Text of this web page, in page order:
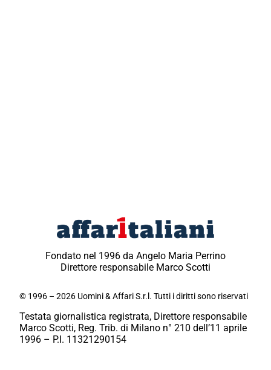
Fondato nel 1996 da Angelo Maria Perrino
Direttore responsabile Marco Scotti
© 1996 – 2026 Uomini & Affari S.r.l. Tutti i diritti sono riservati
Testata giornalistica registrata, Direttore responsabile
Marco Scotti, Reg. Trib. di Milano n° 210 dell’11 aprile
1996 – P.I. 11321290154